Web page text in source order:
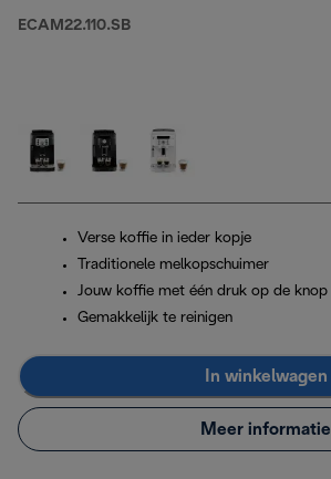
ECAM22.110.SB
Verse koffie in ieder kopje
Traditionele melkopschuimer
Jouw koffie met één druk op de knop
Gemakkelijk te reinigen
In winkelwagen
Meer informatie